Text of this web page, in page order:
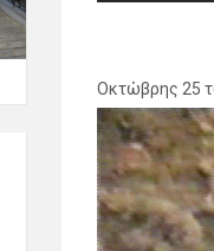
Οκτώβρης 25